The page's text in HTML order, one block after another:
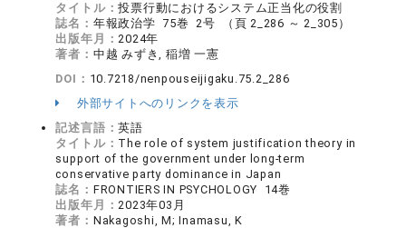
タイトル：投票行動におけるシステム正当化の役割
誌名： 年報政治学 75巻 2号 （頁 2_286 ～ 2_305）
出版年月：2024年
著者： 中越 みずき, 稲増 一憲
DOI： 10.7218/nenpouseijigaku.75.2_286
外部サイトへのリンクを表示
記述言語：英語
タイトル： The role of system justification theory in
support of the government under long-term
conservative party dominance in Japan
誌名： FRONTIERS IN PSYCHOLOGY 14巻
出版年月：2023年03月
著者： Nakagoshi, M; Inamasu, K